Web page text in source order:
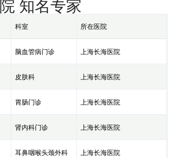
科室 所在医院
脑血管病门诊 上海长海医院
皮肤科 上海长海医院
胃肠门诊 上海长海医院
肾内科门诊 上海长海医院
耳鼻咽喉头颈外科 上海长海医院